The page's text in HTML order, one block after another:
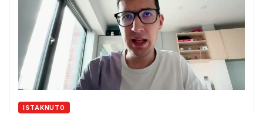
ISTAKNUTO